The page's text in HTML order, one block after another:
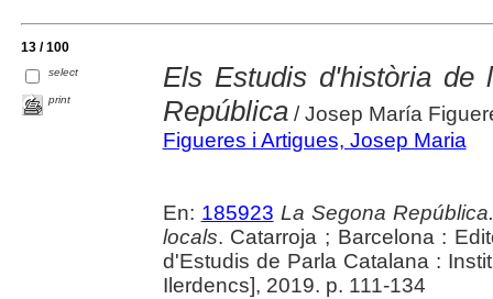
13 / 100
select
print
Els Estudis d'història de
República/ Josep María
Figueres i Artigues, Josep Maria
En: 185923 La Segona
locals. Catarroja ; Barcelona :
d'Estudis de Parla Catalana :
Ilerdencs], 2019. p. 111-134